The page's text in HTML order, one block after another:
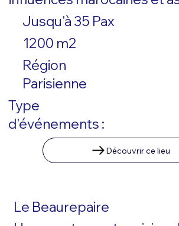
Jusqu'à 35 Pax
1200 m2
Région
Parisienne
Type
d'événements :
Découvrir ce lieu
Le Beaurepaire